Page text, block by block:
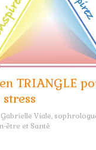
TRIANGLE
Gabrielle Viale,
être et Santé